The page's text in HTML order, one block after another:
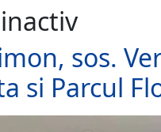
sos.
si Parcul